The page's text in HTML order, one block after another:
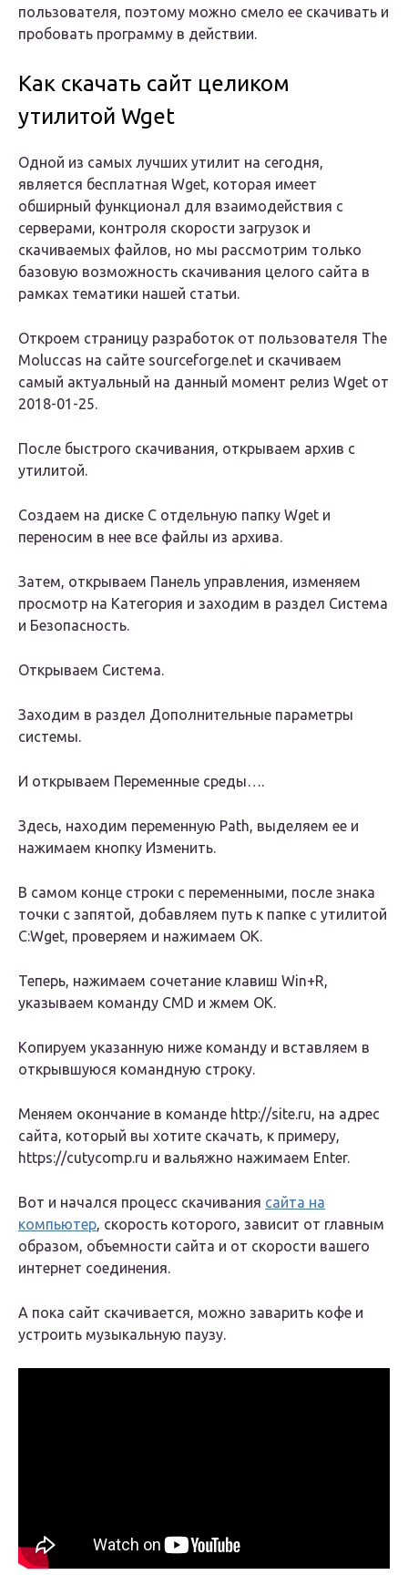
пользователя, поэтому можно смело ее скачивать и
пробовать программу в действии.
Как скачать сайт целиком
утилитой Wget
Одной из самых лучших утилит на сегодня,
является бесплатная Wget, которая имеет
обширный функционал для взаимодействия с
серверами, контроля скорости загрузок и
скачиваемых файлов, но мы рассмотрим только
базовую возможность скачивания целого сайта в
рамках тематики нашей статьи.
Откроем страницу разработок от пользователя The
Moluccas на сайте sourceforge.net и скачиваем
самый актуальный на данный момент релиз Wget от
2018-01-25.
После быстрого скачивания, открываем архив с
утилитой.
Создаем на диске С отдельную папку Wget и
переносим в нее все файлы из архива.
Затем, открываем Панель управления, изменяем
просмотр на Категория и заходим в раздел Система
и Безопасность.
Открываем Система.
Заходим в раздел Дополнительные параметры
системы.
И открываем Переменные среды….
Здесь, находим переменную Path, выделяем ее и
нажимаем кнопку Изменить.
В самом конце строки с переменными, после знака
точки с запятой, добавляем путь к папке с утилитой
C:Wget, проверяем и нажимаем ОК.
Теперь, нажимаем сочетание клавиш Win+R,
указываем команду CMD и жмем ОК.
Копируем указанную ниже команду и вставляем в
открывшуюся командную строку.
Меняем окончание в команде http://site.ru, на адрес
сайта, который вы хотите скачать, к примеру,
https://cutycomp.ru и вальяжно нажимаем Enter.
Вот и начался процесс скачивания сайта на
компьютер, скорость которого, зависит от главным
образом, объемности сайта и от скорости вашего
интернет соединения.
А пока сайт скачивается, можно заварить кофе и
устроить музыкальную паузу.